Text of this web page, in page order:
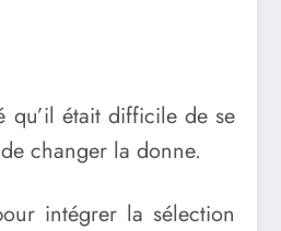
qu’il était difficile de se
changer la donne.
intégrer la sélection